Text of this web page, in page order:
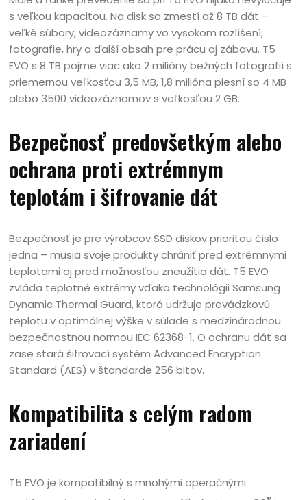
s veľkou kapacitou. Na disk sa zmestí až 8 TB dát –
veľké súbory, videozáznamy vo vysokom rozlíšení,
fotografie, hry a ďalší obsah pre prácu aj zábavu. T5
EVO s 8 TB pojme viac ako 2 milióny bežných fotografií s
priemernou veľkosťou 3,5 MB, 1,8 milióna piesní so 4 MB
alebo 3500 videozáznamov s veľkosťou 2 GB.
Bezpečnosť predovšetkým alebo
ochrana proti extrémnym
teplotám i šifrovanie dát
Bezpečnosť je pre výrobcov SSD diskov prioritou číslo
jedna – musia svoje produkty chrániť pred extrémnymi
teplotami aj pred možnosťou zneužitia dát. T5 EVO
zvláda teplotné extrémy vďaka technológii Samsung
Dynamic Thermal Guard, ktorá udržuje prevádzkovú
teplotu v optimálnej výške v súlade s medzinárodnou
bezpečnostnou normou IEC 62368-1. O ochranu dát sa
zase stará šifrovací systém Advanced Encryption
Standard (AES) v štandarde 256 bitov.
Kompatibilita s celým radom
zariadení
T5 EVO je kompatibilný s mnohými operačnými